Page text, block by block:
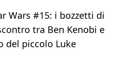
Wars #15: i bozzetti di
tra Ben Kenobi e
del piccolo Luke